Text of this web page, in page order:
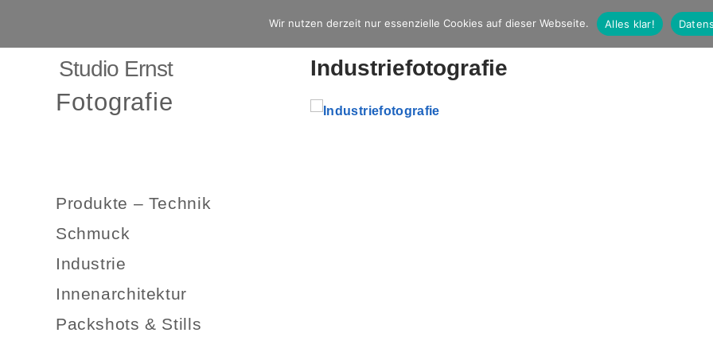
Studio Ernst
Fotografie
Produkte – Technik
Schmuck
Industrie
Innenarchitektur
Packshots & Stills
Industriefotografie
Wir nutzen derzeit nur essenzielle Cookies auf dieser Webseite. Alles klar!